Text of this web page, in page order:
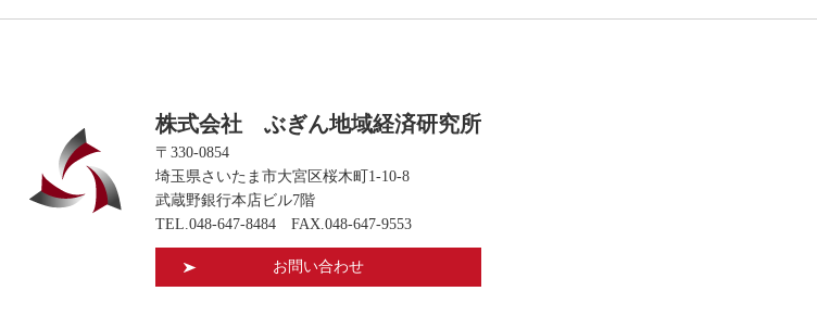
株式会社 ぶぎん地域経済研究所
〒330-0854
埼玉県さいたま市大宮区桜木町1-10-8
武蔵野銀行本店ビル7階
TEL.048-647-8484FAX.048-647-9553
お問い合わせ